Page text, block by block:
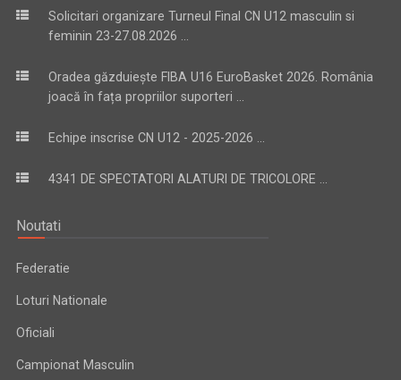
Solicitari organizare Turneul Final CN U12 masculin si
feminin 23-27.08.2026 ...
Oradea găzduiește FIBA U16 EuroBasket 2026. România
joacă în fața propriilor suporteri ...
Echipe inscrise CN U12 - 2025-2026 ...
4341 DE SPECTATORI ALATURI DE TRICOLORE ...
Noutati
Federatie
Loturi Nationale
Oficiali
Campionat Masculin